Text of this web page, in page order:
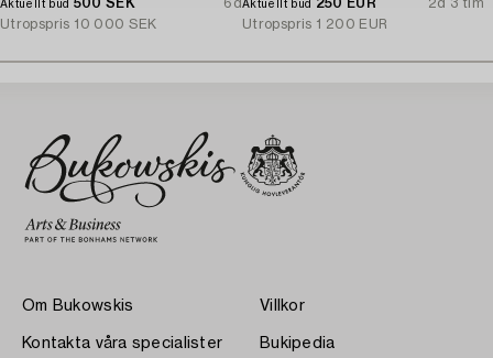
Aktuellt bud 500 SEK
6d
Utropspris 10 000 SEK
Aktuellt bud 250 EUR
2d 3 tim
Utropspris 1 200 EUR
Om Bukowskis
Kontakta våra specialister
Villkor
Bukipedia